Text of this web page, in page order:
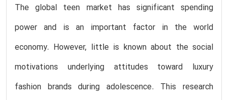
The global teen market has significant spending
power and is an important factor in the world
economy. However, little is known about the social
motivations underlying attitudes toward luxury
fashion brands during adolescence. This research